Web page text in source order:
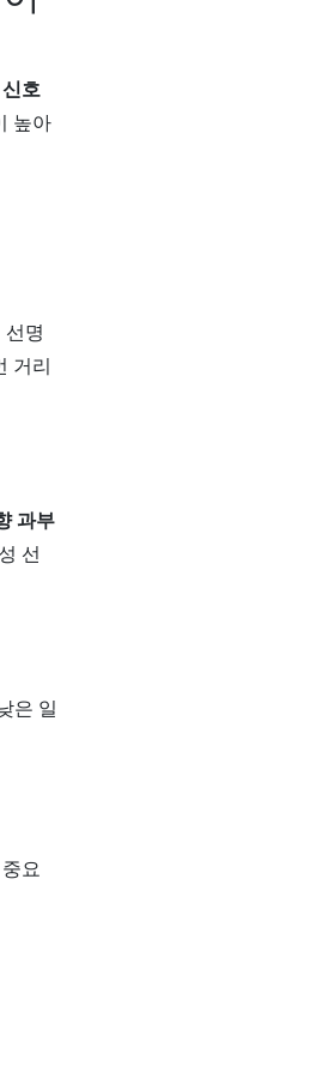
신호
높아
명
거리
과부
선
은 일
요